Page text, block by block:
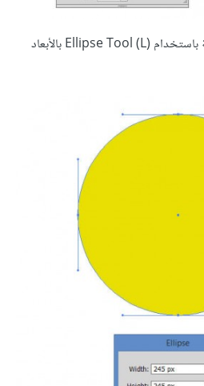
3. نرسم شكلًا بيضويًا في طبقة باستخدام (Ellipse Tool (L بالأبعاد